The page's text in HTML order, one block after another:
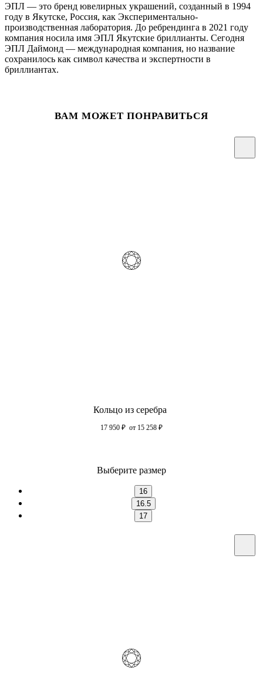
ЭПЛ — это бренд ювелирных украшений, созданный в 1994
году в Якутске, Россия, как Экспериментально-
производственная лаборатория. До ребрендинга в 2021 году
компания носила имя ЭПЛ Якутские бриллианты. Сегодня
ЭПЛ Даймонд — международная компания, но название
сохранилось как символ качества и экспертности в
бриллиантах.
ВАМ МОЖЕТ ПОНРАВИТЬСЯ
Кольцо из серебра
17 950 ₽ от 15 258 ₽
Выберите размер
16
16.5
17